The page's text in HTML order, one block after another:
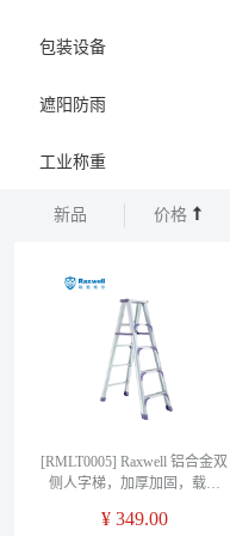
包装设备
遮阳防雨
工业称重
新品 价格
[RMLT0005] Raxwell 铝合金双
侧人字梯，加厚加固，载重
规格：1台
¥ 349.00